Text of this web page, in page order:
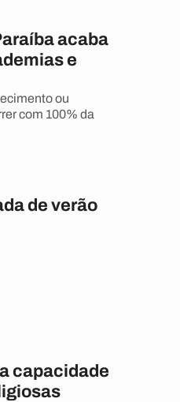
acaba
e
ou
com 100% da
de verão
capacidade